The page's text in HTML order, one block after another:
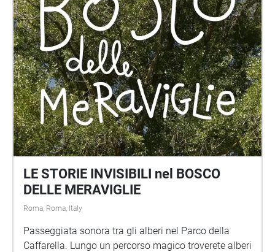
LE STORIE INVISIBILI nel BOSCO
DELLE MERAVIGLIE
Roma, Roma, Italy
Passeggiata sonora tra gli alberi nel Parco della
Caffarella. Lungo un percorso magico troverete alberi